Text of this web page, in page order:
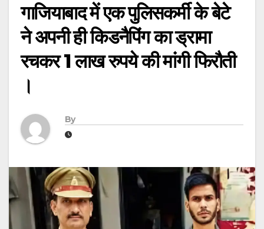
गाजियाबाद में एक पुलिसकर्मी के बेटे
ने अपनी ही किडनैपिंग का ड्रामा
रचकर 1 लाख रुपये की मांगी फिरौती
।
By